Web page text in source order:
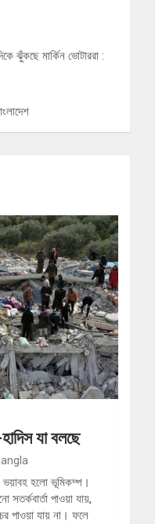
ঝুঁকছে মার্কিন ভোটাররা :
যা বলছে
ভয়াবহ হলো ভূমিকম্প।
পাওয়া যায়,
পাওয়া যায় না। ফলে